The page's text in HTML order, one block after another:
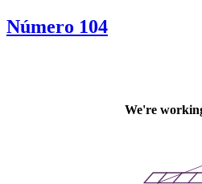
Número 104